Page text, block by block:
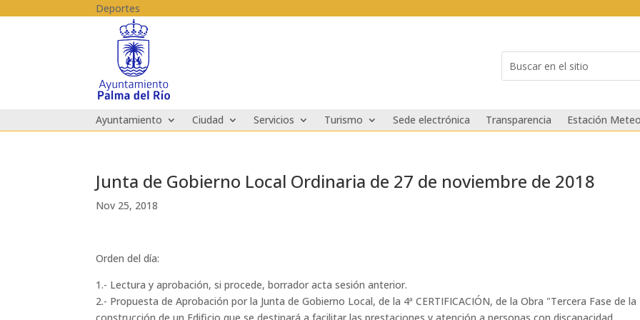
Deportes
for...
Ayuntamiento Ciudad Servicios Turismo Sede electrónica Transparencia Estación
Junta de Gobierno Local Ordinaria de 27 de noviembre de 2018
Nov 25, 2018
Orden del día:
1.- Lectura y aprobación, si procede, borrador acta sesión anterior.
2.- Propuesta de Aprobación por la Junta de Gobierno Local, de la 4ª CERTIFICACIÓN, de la Obra "Tercera Fase de la